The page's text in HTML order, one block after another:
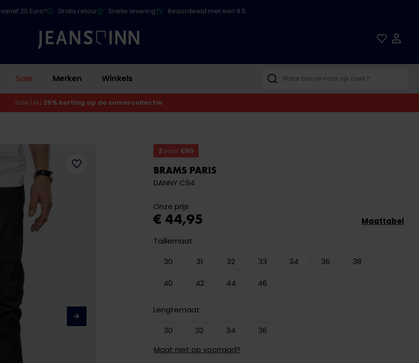
25 Euro* Gratis retour Snelle levering Beoordeeld met een 9.5
Sale Merken Winkels
Sale | Nu 25% korting op de zomercollectie
2 voor €80
BRAMS PARIS
DANNY C94
Onze prijs
€ 44,95
Taillemaat
30
31 32 33 34 36 38
40 42 44 46
Lengtemaat
30
32 34
36
Maat niet op voorraad?
Maattabel